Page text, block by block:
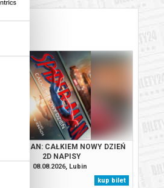
SPIDERMAN: CAŁKIEM NOWY DZIEŃ
2D NAPISY
08.08.2026, Lubin
kup bilet